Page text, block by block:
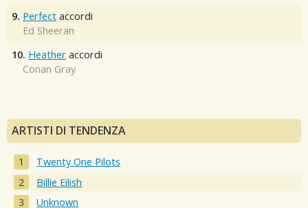
9. Perfect accordi
Ed Sheeran
10. Heather accordi
Conan Gray
ARTISTI DI TENDENZA
Twenty One Pilots
Billie Eilish
Unknown